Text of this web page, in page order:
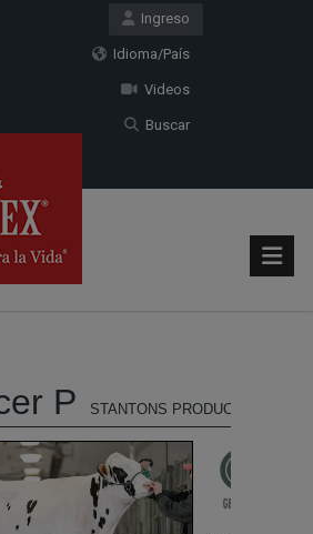
Ingreso
Idioma/País
Videos
Buscar